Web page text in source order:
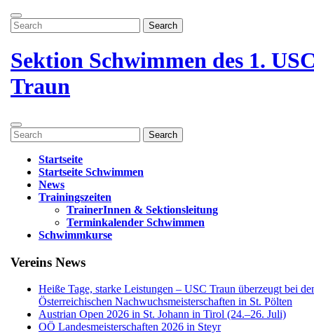
Zum
Inhalt
springen
Menü
öffnen
Search
for:
schließen
Sektion Schwimmen des 1.
Traun
Menü
öffnen
Search
for:
Startseite
Startseite Schwimmen
News
Trainingszeiten
TrainerInnen & Sektionsleitung
Terminkalender Schwimmen
Schwimmkurse
Menü
schließen
Vereins News
Heiße Tage, starke Leistungen – USC Traun überzeugt bei
Österreichischen Nachwuchsmeisterschaften in St. Pölten
Austrian Open 2026 in St. Johann in Tirol (24.–26. Juli)
OÖ Landesmeisterschaften 2026 in Steyr